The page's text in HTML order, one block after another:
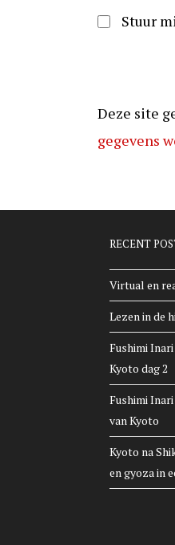
Stuur
Deze site
gegevens
RECENT
Virtual en
Lezen in de
Fushimi
Kyoto dag 2
Fushimi
van Kyoto
Kyoto na
en gyoza in